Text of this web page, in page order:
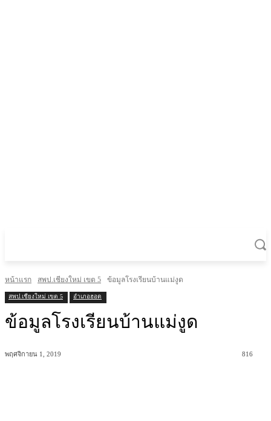
หน้าแรก สพป.เชียงใหม่ เขต 5 ข้อมูลโรงเรียนบ้านแม่งูด
สพป.เชียงใหม่ เขต 5 อำเภอฮอด
ข้อมูลโรงเรียนบ้านแม่งูด
พฤศจิกายน 1, 2019 816